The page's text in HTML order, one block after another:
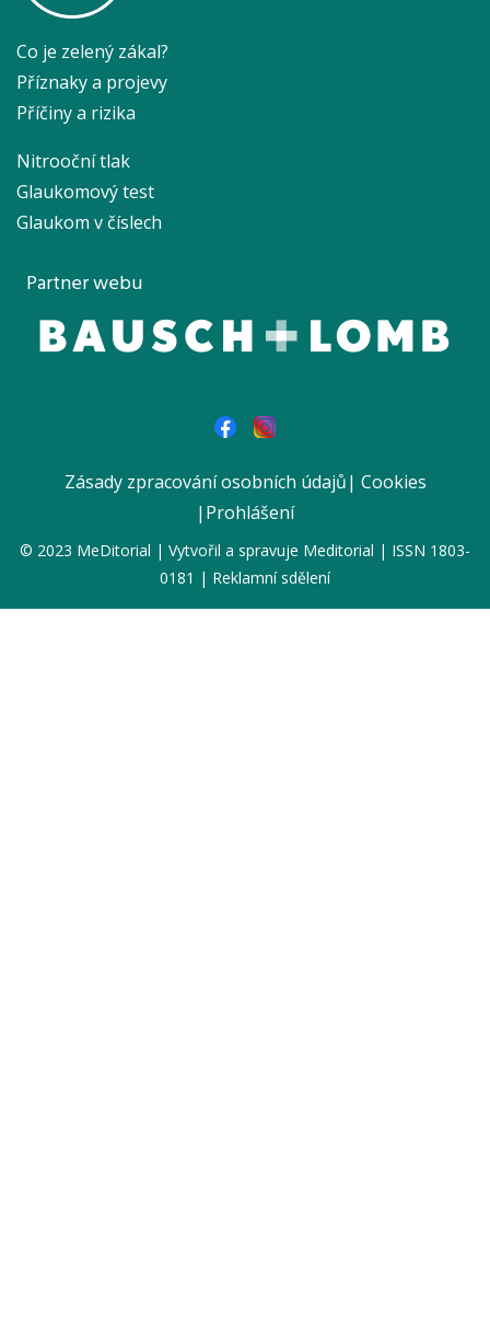
Co je zelený zákal?
Příznaky a projevy
Příčiny a rizika
Nitrooční tlak
Glaukomový test
Glaukom v číslech
Partner webu
Zásady zpracování osobních údajů| Cookies
| Prohlášení
© 2023 MeDitorial | Vytvořil a spravuje Meditorial | ISSN 1803-
0181 | Reklamní sdělení